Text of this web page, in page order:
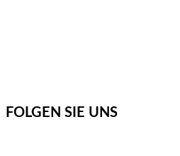
FOLGEN SIE UNS